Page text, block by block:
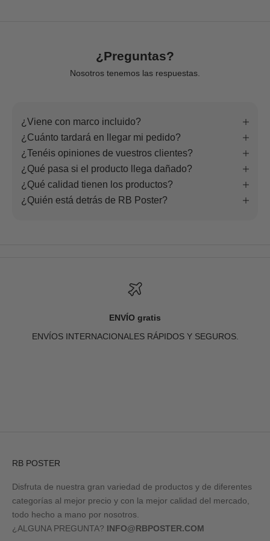
¿Preguntas?
Nosotros tenemos las respuestas.
¿Viene con marco incluido?
¿Cuánto tardará en llegar mi pedido?
¿Tenéis opiniones de vuestros clientes?
¿Qué pasa si el producto llega dañado?
¿Qué calidad tienen los productos?
¿Quién está detrás de RB Poster?
ENVÍO gratis
ENVÍOS INTERNACIONALES RÁPIDOS Y SEGUROS.
RB POSTER
Disfruta de nuestra gran variedad de productos y de diferentes
categorías al mejor precio y con la mejor calidad del mercado,
todo hecho a mano por nosotros.
¿ALGUNA PREGUNTA? INFO@RBPOSTER.COM